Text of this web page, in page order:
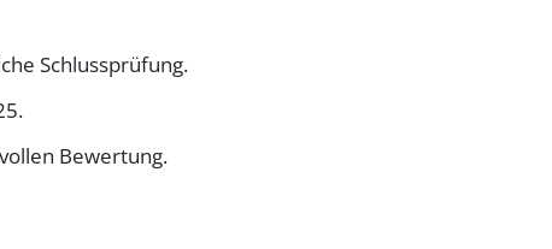
Schlussprüfung.
Bewertung.